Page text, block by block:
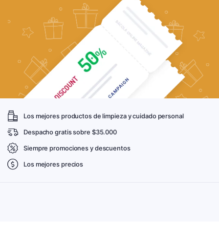
Los mejores productos de limpieza y cuidado personal
Despacho gratis sobre $35.000
Siempre promociones y descuentos
Los mejores precios